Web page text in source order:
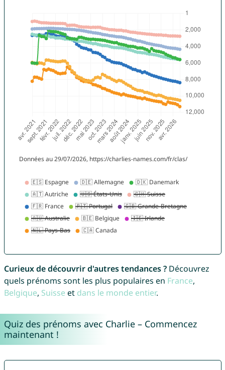
Curieux de découvrir d'autres tendances ?Découvrez
quels prénoms sont les plus populaires en France,
Belgique, Suisse et dans le monde entier.
Quiz des prénoms avec Charlie – Commencez
maintenant !